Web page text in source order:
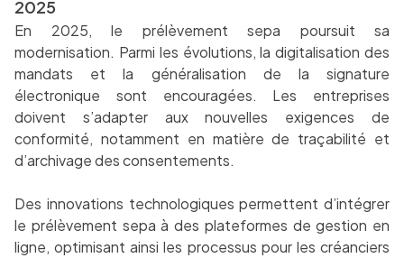
2025
En 2025, le prélèvement sepa poursuit sa
modernisation. Parmi les évolutions, la digitalisation des
mandats et la généralisation de la signature
électronique sont encouragées. Les entreprises
doivent s’adapter aux nouvelles exigences de
conformité, notamment en matière de traçabilité et
d’archivage des consentements.
Des innovations technologiques permettent d’intégrer
le prélèvement sepa à des plateformes de gestion en
ligne, optimisant ainsi les processus pour les créanciers